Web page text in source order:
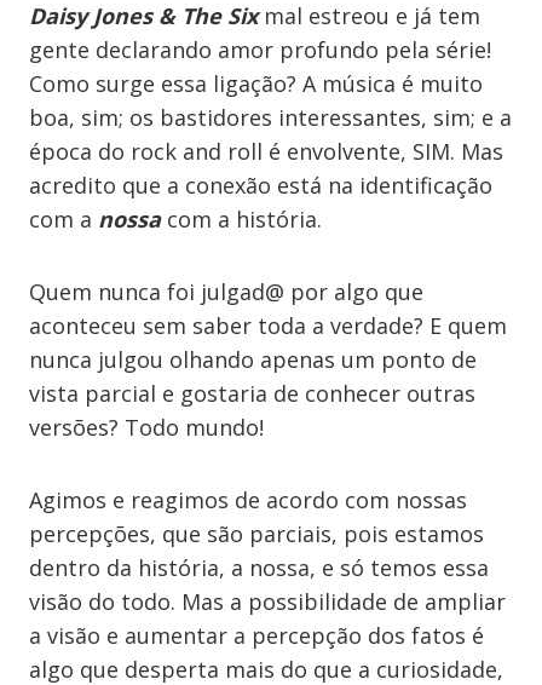
Daisy Jones & The Sixmal estreou e já tem
gente declarando amor profundo pela série!
Como surge essa ligação? A música é muito
boa, sim; os bastidores interessantes, sim; e a
época do rock and roll é envolvente, SIM. Mas
acredito que a conexão está na identificação
com a nossacom a história.
Quem nunca foi julgad@ por algo que
aconteceu sem saber toda a verdade? E quem
nunca julgou olhando apenas um ponto de
vista parcial e gostaria de conhecer outras
versões? Todo mundo!
Agimos e reagimos de acordo com nossas
percepções, que são parciais, pois estamos
dentro da história, a nossa, e só temos essa
visão do todo. Mas a possibilidade de ampliar
a visão e aumentar a percepção dos fatos é
algo que desperta mais do que a curiosidade,